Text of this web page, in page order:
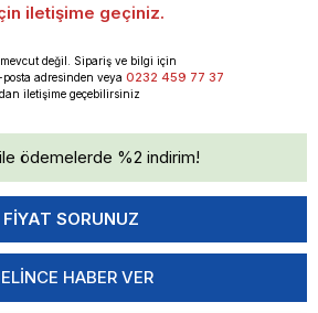
iletişime geçiniz.
değil. Sipariş ve bilgi için
posta adresinden veya 0232 459 77 37
iletişime geçebilirsiniz
ödemelerde %2 indirim!
HABER VER